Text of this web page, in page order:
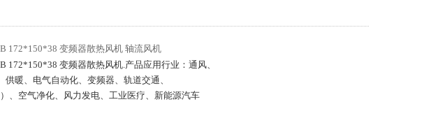
172*150*38 变频器散热风机 轴流风机
172*150*38 变频器散热风机.产品应用行业：通风、
供暖、电气自动化、变频器、轨道交通、
、空气净化、风力发电、工业医疗、新能源汽车